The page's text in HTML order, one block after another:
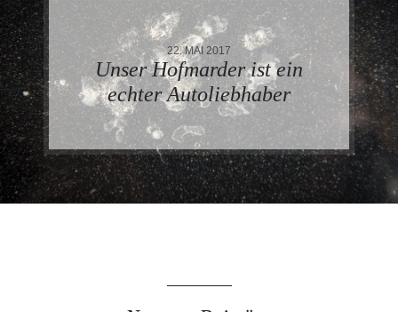
22. MAI 2017
Unser Hofmarder ist ein
echter Autoliebhaber